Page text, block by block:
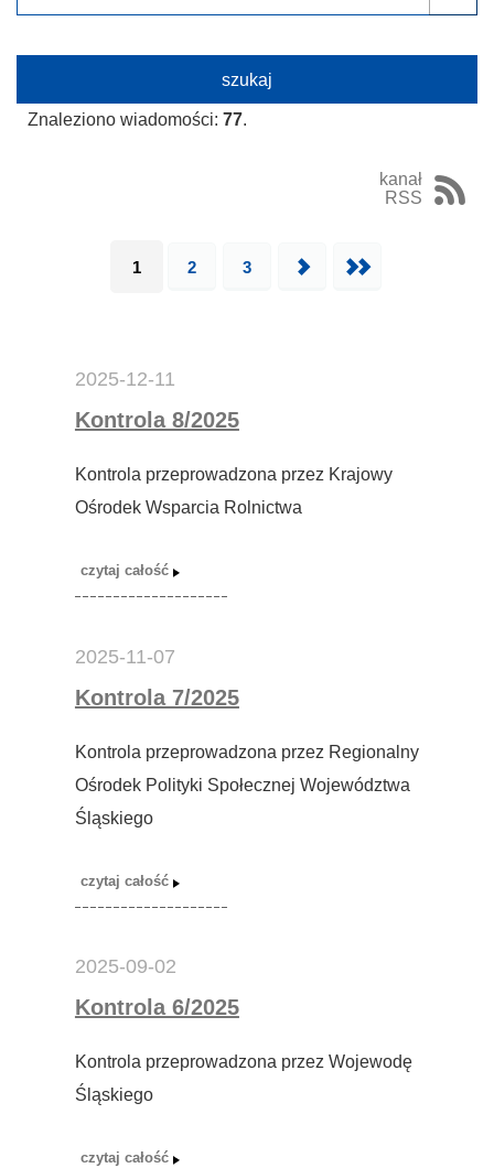
Znaleziono wiadomości: 77.
kanał
RSS
1 2 3
2025-12-11
Kontrola 8/2025
Kontrola przeprowadzona przez Krajowy
Ośrodek Wsparcia Rolnictwa
2025-11-07
Kontrola 7/2025
Kontrola przeprowadzona przez Regionalny
Ośrodek Polityki Społecznej Województwa
Śląskiego
2025-09-02
Kontrola 6/2025
Kontrola przeprowadzona przez Wojewodę
Śląskiego